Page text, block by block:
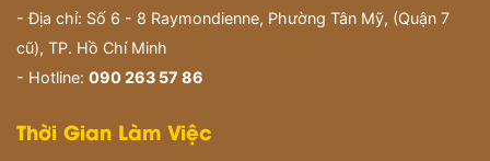
- Địa chỉ: Số 6 - 8 Raymondienne, Phường Tân Mỹ, (Quận 7
cũ), TP. Hồ Chí Minh
- Hotline: 090 263 57 86
Thời Gian Làm Việc